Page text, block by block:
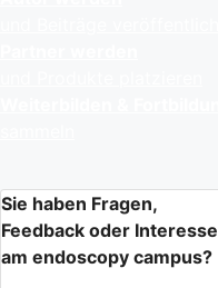
Sie haben Fragen,
Feedback oder Interesse
am endoscopy campus?